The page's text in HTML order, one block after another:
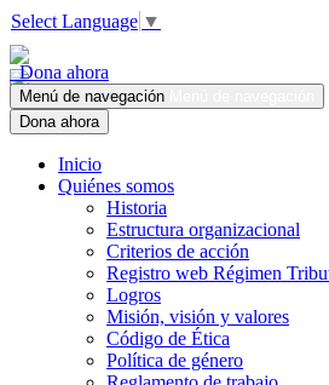
Select Language ▼
Dona ahora
Menú de navegación
Dona ahora
Inicio
Quiénes somos
Historia
Estructura organizacional
Criterios de acción
Registro web Régimen
Logros
Misión, visión y valores
Código de Ética
Política de género